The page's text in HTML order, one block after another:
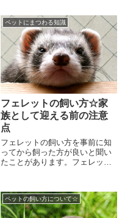
ょうか。クワガタの種類にもよ
りますが、ノコギ...
ペットにまつわる知識
フェレットの飼い方☆家
族として迎える前の注意
点
フェレットの飼い方を事前に知
ってから飼った方が良いと聞い
たことがあります。フェレット
い方の気を付けなけれ...
ペットの飼い方について☆